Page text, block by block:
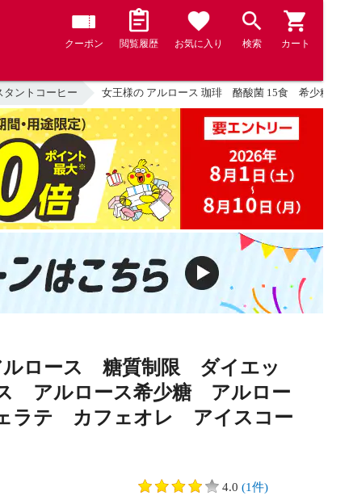
クーポン 閲覧履歴 お気に入り 検索 カート
タントコーヒー 女王様の アルロース 珈琲 酪酸菌 15食 希少糖
ルロース 糖質制限 ダイエッ
アルロース希少糖 アルロー
ラテ カフェオレ アイスコー
4.0 (1件)